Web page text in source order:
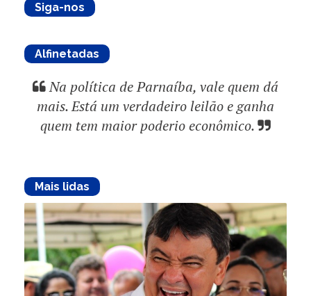
Siga-nos
Alfinetadas
Na política de Parnaíba, vale quem dá
mais. Está um verdadeiro leilão e ganha
quem tem maior poderio econômico.
Mais lidas